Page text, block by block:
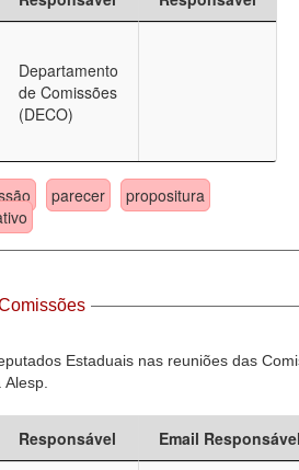
Departamento
de Comissões
(DECO)
parecer
propositura
Estaduais nas reuniões das
Responsável
Email